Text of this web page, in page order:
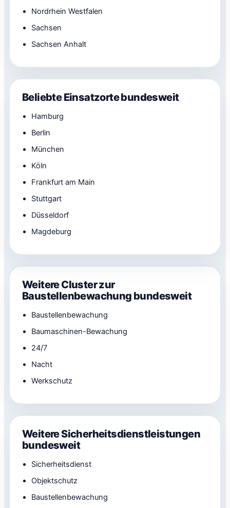
Nordrhein Westfalen
Sachsen
Sachsen Anhalt
Beliebte Einsatzorte bundesweit
Hamburg
Berlin
München
Köln
Frankfurt am Main
Stuttgart
Düsseldorf
Magdeburg
Weitere Cluster zur
Baustellenbewachung bundesweit
Baustellenbewachung
Baumaschinen-Bewachung
24/7
Nacht
Werkschutz
Weitere Sicherheitsdienstleistungen
bundesweit
Sicherheitsdienst
Objektschutz
Baustellenbewachung